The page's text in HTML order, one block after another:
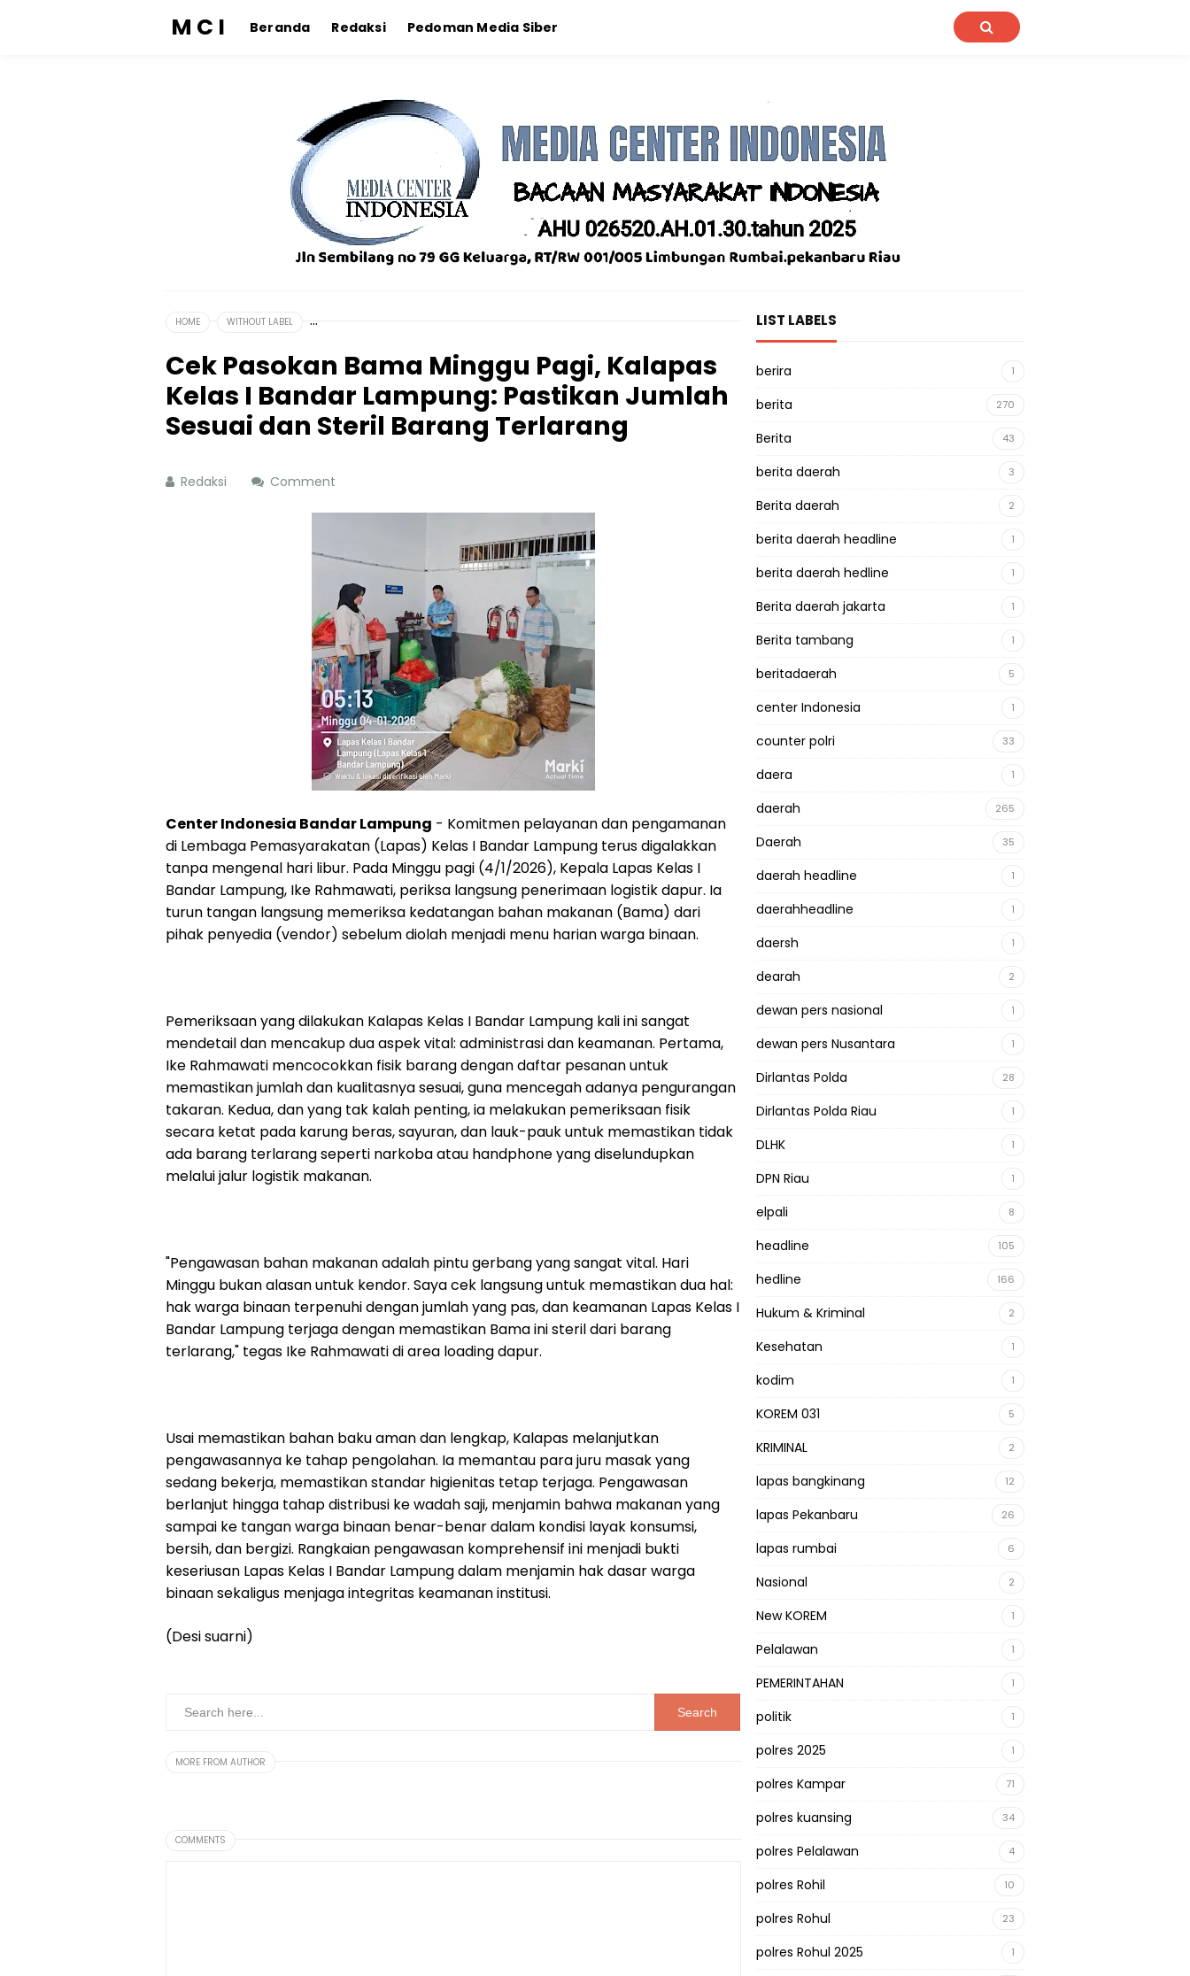
M C I Beranda Redaksi Pedoman Media Siber
HOME WITHOUT LABEL
Cek Pasokan Bama Minggu Pagi, Kalapas
Kelas I Bandar Lampung: Pastikan Jumlah
Sesuai dan Steril Barang Terlarang
Redaksi Comment
Center Indonesia Bandar Lampung - Komitmen pelayanan dan pengamanan
di Lembaga Pemasyarakatan (Lapas) Kelas I Bandar Lampung terus digalakkan
tanpa mengenal hari libur. Pada Minggu pagi (4/1/2026), Kepala Lapas Kelas I
Bandar Lampung, Ike Rahmawati, periksa langsung penerimaan logistik dapur. Ia
turun tangan langsung memeriksa kedatangan bahan makanan (Bama) dari
pihak penyedia (vendor) sebelum diolah menjadi menu harian warga binaan.
Pemeriksaan yang dilakukan Kalapas Kelas I Bandar Lampung kali ini sangat
mendetail dan mencakup dua aspek vital: administrasi dan keamanan. Pertama,
Ike Rahmawati mencocokkan fisik barang dengan daftar pesanan untuk
memastikan jumlah dan kualitasnya sesuai, guna mencegah adanya pengurangan
takaran. Kedua, dan yang tak kalah penting, ia melakukan pemeriksaan fisik
secara ketat pada karung beras, sayuran, dan lauk-pauk untuk memastikan tidak
ada barang terlarang seperti narkoba atau handphone yang diselundupkan
melalui jalur logistik makanan.
"Pengawasan bahan makanan adalah pintu gerbang yang sangat vital. Hari
Minggu bukan alasan untuk kendor. Saya cek langsung untuk memastikan dua hal:
hak warga binaan terpenuhi dengan jumlah yang pas, dan keamanan Lapas Kelas I
Bandar Lampung terjaga dengan memastikan Bama ini steril dari barang
terlarang," tegas Ike Rahmawati di area loading dapur.
Usai memastikan bahan baku aman dan lengkap, Kalapas melanjutkan
pengawasannya ke tahap pengolahan. Ia memantau para juru masak yang
sedang bekerja, memastikan standar higienitas tetap terjaga. Pengawasan
berlanjut hingga tahap distribusi ke wadah saji, menjamin bahwa makanan yang
sampai ke tangan warga binaan benar-benar dalam kondisi layak konsumsi,
bersih, dan bergizi. Rangkaian pengawasan komprehensif ini menjadi bukti
keseriusan Lapas Kelas I Bandar Lampung dalam menjamin hak dasar warga
binaan sekaligus menjaga integritas keamanan institusi.
(Desi suarni)
MORE FROM AUTHOR
COMMENTS
LIST LABELS
berira 1
berita 270
Berita 43
berita daerah 3
Berita daerah 2
berita daerah headline 1
berita daerah hedline 1
Berita daerah jakarta 1
Berita tambang 1
beritadaerah 5
center Indonesia 1
counter polri 33
daera 1
daerah 265
Daerah 35
daerah headline 1
daerahheadline 1
daersh 1
dearah 2
dewan pers nasional 1
dewan pers Nusantara 1
Dirlantas Polda 28
Dirlantas Polda Riau 1
DLHK 1
DPN Riau 1
elpali 8
headline 105
hedline 166
Hukum & Kriminal 2
Kesehatan 1
kodim 1
KOREM 031 5
KRIMINAL 2
lapas bangkinang 12
lapas Pekanbaru 26
lapas rumbai 6
Nasional 2
New KOREM 1
Pelalawan 1
PEMERINTAHAN 1
politik 1
polres 2025 1
polres Kampar 71
polres kuansing 34
polres Pelalawan 4
polres Rohil 10
polres Rohul 23
polres Rohul 2025 1